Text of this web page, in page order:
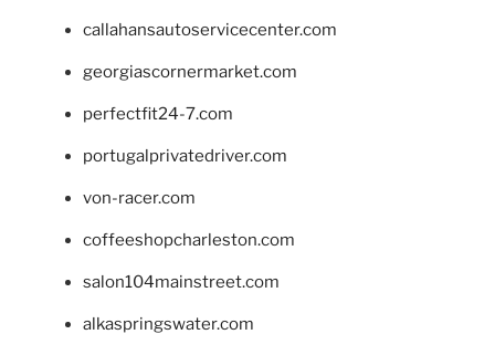
callahansautoservicecenter.com
georgiascornermarket.com
perfectfit24-7.com
portugalprivatedriver.com
von-racer.com
coffeeshopcharleston.com
salon104mainstreet.com
alkaspringswater.com